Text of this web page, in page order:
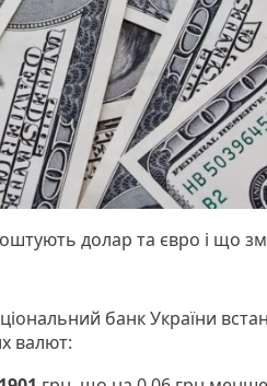
долар та євро і що
банк України
валют: